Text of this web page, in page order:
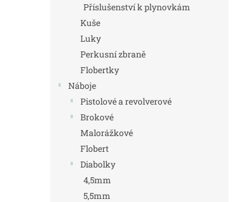
Příslušenství k plynovkám
Kuše
Luky
Perkusní zbraně
Flobertky
Náboje
Pistolové a revolverové
Brokové
Malorážkové
Flobert
Diabolky
4,5mm
5,5mm